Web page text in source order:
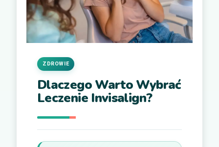
Dlaczego Warto Wybrać
Leczenie Invisalign?
ZDROWIE